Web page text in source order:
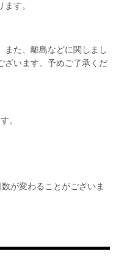
す。
また、離島などに関しまし
ざいます。予めご了承くだ
。
が変わることがございま